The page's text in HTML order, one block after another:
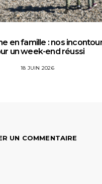
en famille : nos
un week-end réussi
18 JUIN 2026
UN COMMENTAIRE